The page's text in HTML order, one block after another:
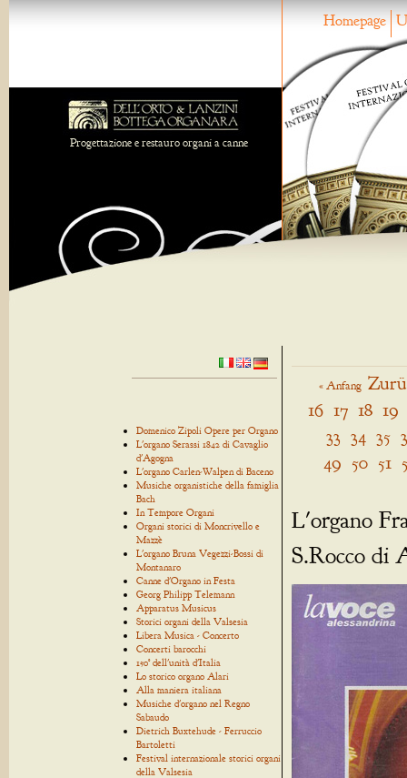
Homepage
Progettazione e restauro organi a canne
Domenico Zipoli Opere per Organo
L'organo Serassi 1842 di Cavaglio
d'Agogna
L'organo Carlen-Walpen di Baceno
Musiche organistiche della famiglia
Bach
In Tempore Organi
Organi storici di Moncrivello e
Mazzè
L'organo Bruna Vegezzi-Bossi di
Montanaro
Canne d'Organo in Festa
Georg Philipp Telemann
Apparatus Musicus
Storici organi della Valsesia
Libera Musica - Concerto
Concerti barocchi
150° dell'unità d'Italia
Lo storico organo Alari
Alla maniera italiana
Musiche d'organo nel Regno
Sabaudo
Dietrich Buxtehude - Ferruccio
Bartoletti
Festival internazionale storici organi
della Valsesia
« Anfang
16 17 18 19
33 34 35
49 50 51
L'organo
S.Rocco di